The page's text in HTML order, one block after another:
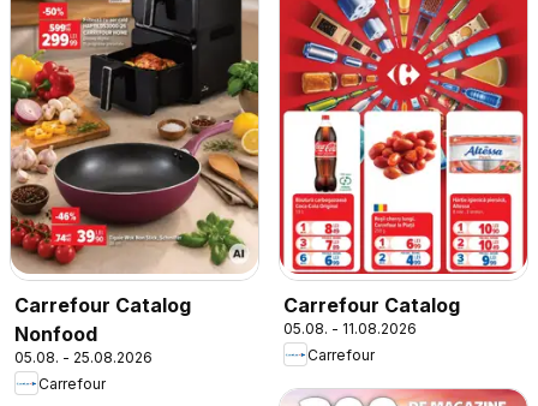
Carrefour Catalog
Nonfood
05.08. - 25.08.2026
Carrefour
Carrefour Catalog
05.08. - 11.08.2026
Carrefour